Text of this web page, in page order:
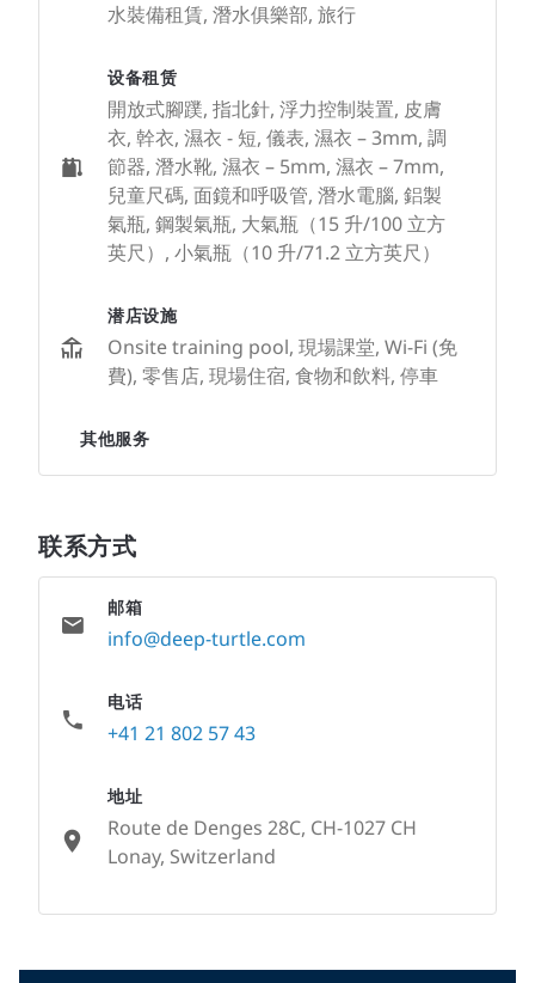
水裝備租賃, 潛水俱樂部, 旅行
设备租赁
開放式腳蹼, 指北針, 浮力控制裝置, 皮膚
衣, 幹衣, 濕衣 - 短, 儀表, 濕衣 – 3mm, 調
節器, 潛水靴, 濕衣 – 5mm, 濕衣 – 7mm,
兒童尺碼, 面鏡和呼吸管, 潛水電腦, 鋁製
氣瓶, 鋼製氣瓶, 大氣瓶（15 升/100 立方
英尺）, 小氣瓶（10 升/71.2 立方英尺）
潜店设施
Onsite training pool, 現場課堂, Wi-Fi (免
費), 零售店, 現場住宿, 食物和飲料, 停車
其他服务
联系方式
邮箱
info@deep-turtle.com
电话
+41 21 802 57 43
地址
Route de Denges 28C, CH-1027 CH
Lonay, Switzerland